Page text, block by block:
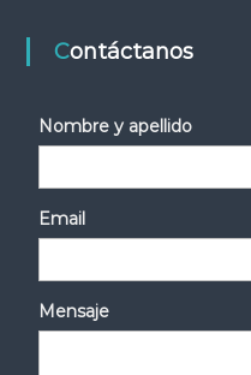
Contáctanos
Nombre y apellido
Email
Mensaje